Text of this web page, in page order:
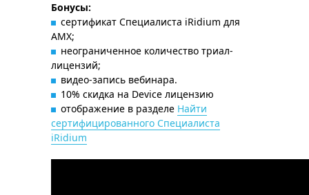
Бонусы:
сертификат Специалиста iRidium для
AMX;
неограниченное количество триал-
лицензий;
видео-запись вебинара.
10% скидка на Device лицензию
отображение в разделе Найти
сертифицированного Специалиста
iRidium